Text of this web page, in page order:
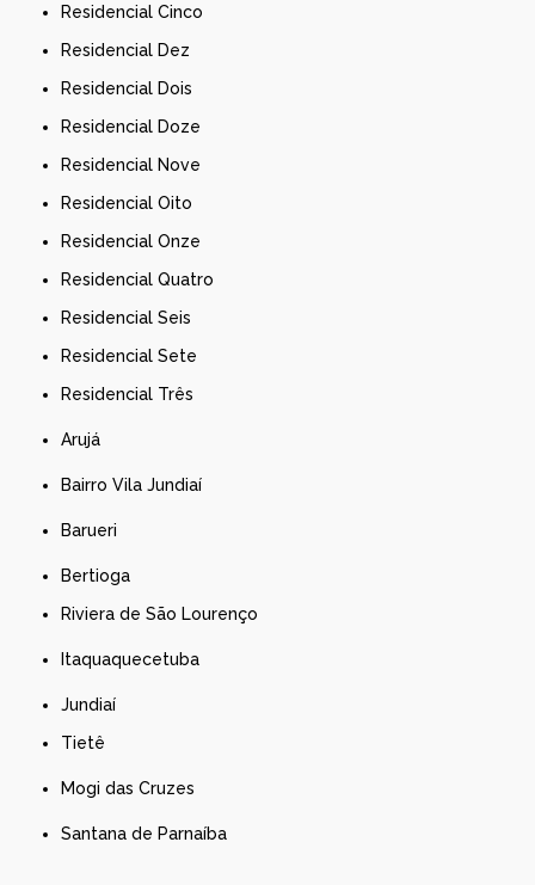
Residencial Cinco
Residencial Dez
Residencial Dois
Residencial Doze
Residencial Nove
Residencial Oito
Residencial Onze
Residencial Quatro
Residencial Seis
Residencial Sete
Residencial Três
Arujá
Bairro Vila Jundiaí
Barueri
Bertioga
Riviera de São Lourenço
Itaquaquecetuba
Jundiaí
Tietê
Mogi das Cruzes
Santana de Parnaíba